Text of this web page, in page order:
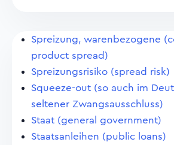
Spreizung, warenbezogene
product spread)
Spreizungsrisiko (spread risk)
Squeeze-out (so auch im
seltener Zwangsausschluss)
Staat (general government)
Staatsanleihen (public loans)